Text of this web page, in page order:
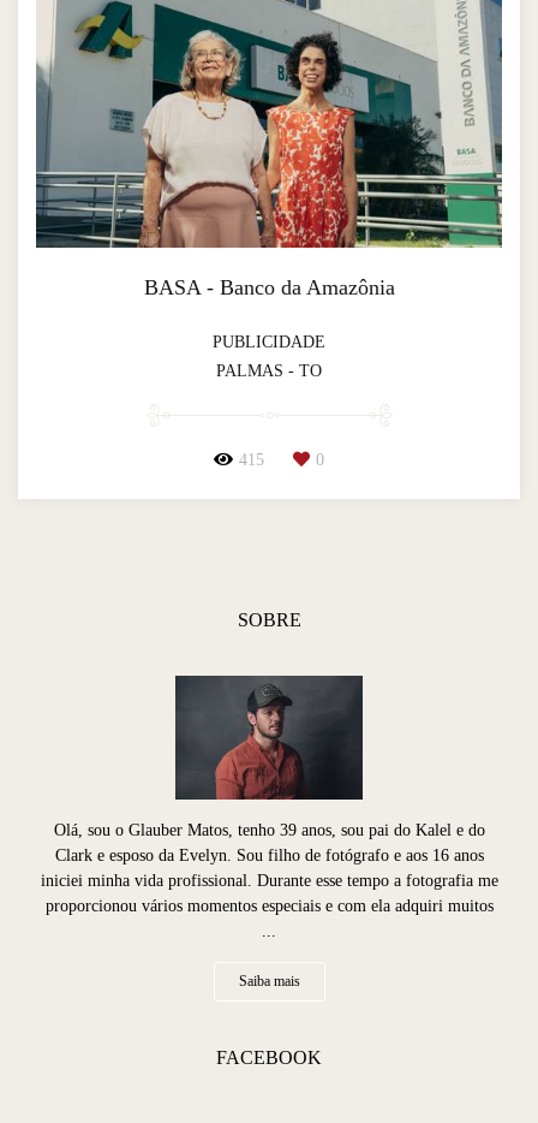
BASA - Banco da Amazônia
PUBLICIDADE
PALMAS - TO
415 0
SOBRE
Olá, sou o Glauber Matos, tenho 39 anos, sou pai do Kalel e do
Clark e esposo da Evelyn. Sou filho de fotógrafo e aos 16 anos
iniciei minha vida profissional. Durante esse tempo a fotografia me
proporcionou vários momentos especiais e com ela adquiri muitos
...
Saiba mais
FACEBOOK